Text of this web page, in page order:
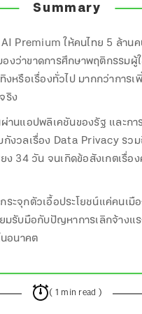
Summary
Premium ให้คนไทย 5 ล้าน
งว่าขาดการศึกษาพฤติกรรมผู้
งหรือเรื่องทั่วไป มากกว่าการ
ริง
านแอปพลิเคชันของรัฐ และก
กังวลเรื่อง Data Privacy รว
ง 34 วัน จนเกิดข้อสังเกตเรื่อ
ระจุกตัวเอื้อประโยชน์แค่คนเ
ยมรับมือกับปัญหาการเลิกจ้าง
อนาคต
( 1 min read )